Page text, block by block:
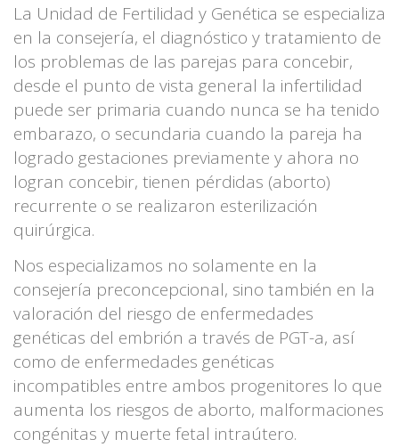
La Unidad de Fertilidad y Genética se especializa
en la consejería, el diagnóstico y tratamiento de
los problemas de las parejas para concebir,
desde el punto de vista general la infertilidad
puede ser primaria cuando nunca se ha tenido
embarazo, o secundaria cuando la pareja ha
logrado gestaciones previamente y ahora no
logran concebir, tienen pérdidas (aborto)
recurrente o se realizaron esterilización
quirúrgica.
Nos especializamos no solamente en la
consejería preconcepcional, sino también en la
valoración del riesgo de enfermedades
genéticas del embrión a través de PGT-a, así
como de enfermedades genéticas
incompatibles entre ambos progenitores lo que
aumenta los riesgos de aborto, malformaciones
congénitas y muerte fetal intraútero.